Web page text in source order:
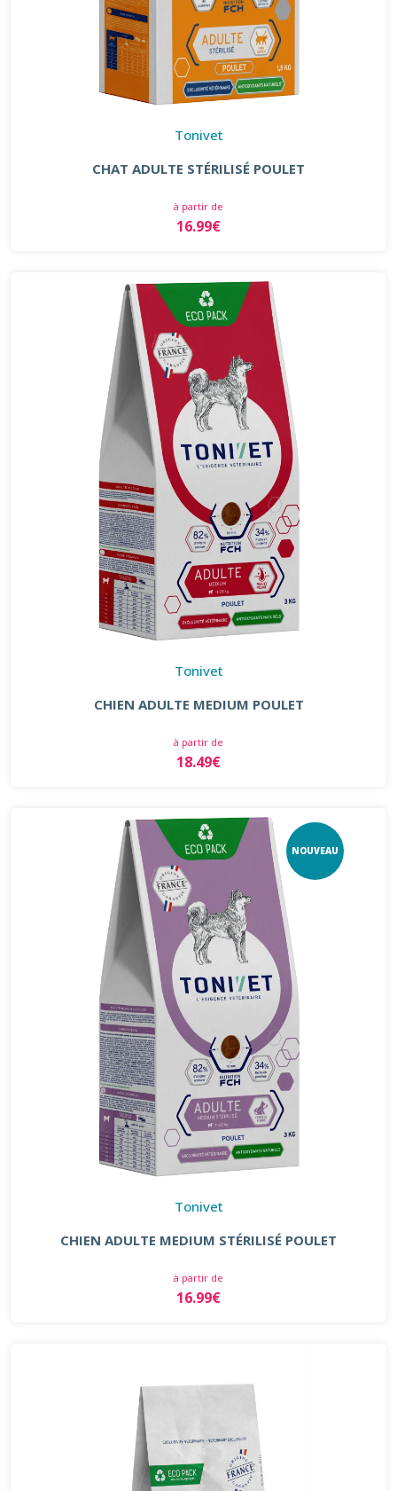
Tonivet
CHAT ADULTE STÉRILISÉ POULET
à partir de
16.99€
Tonivet
CHIEN ADULTE MEDIUM POULET
à partir de
18.49€
NOUVEAU
Tonivet
CHIEN ADULTE MEDIUM STÉRILISÉ POULET
à partir de
16.99€